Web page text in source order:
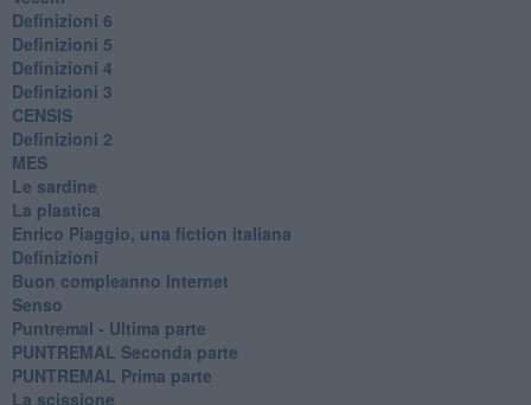
Definizioni 6
Definizioni 5
Definizioni 4
Definizioni 3
CENSIS
​Definizioni 2
MES
Le sardine
La plastica
​Enrico Piaggio, una fiction italiana
Definizioni
​Buon compleanno Internet
Senso
Puntremal - Ultima parte
PUNTREMAL Seconda parte
​PUNTREMAL Prima parte
La scissione